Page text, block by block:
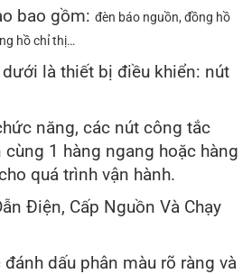
bao gồm: đèn báo nguồn, đồng hồ
hồ chỉ thị…
là thiết bị điều khiển: nút
năng, các nút công tắc
1 hàng ngang hoặc hàng
quá trình vận hành.
Điện, Cấp Nguồn Và Chạy
dấu phân màu rõ ràng và